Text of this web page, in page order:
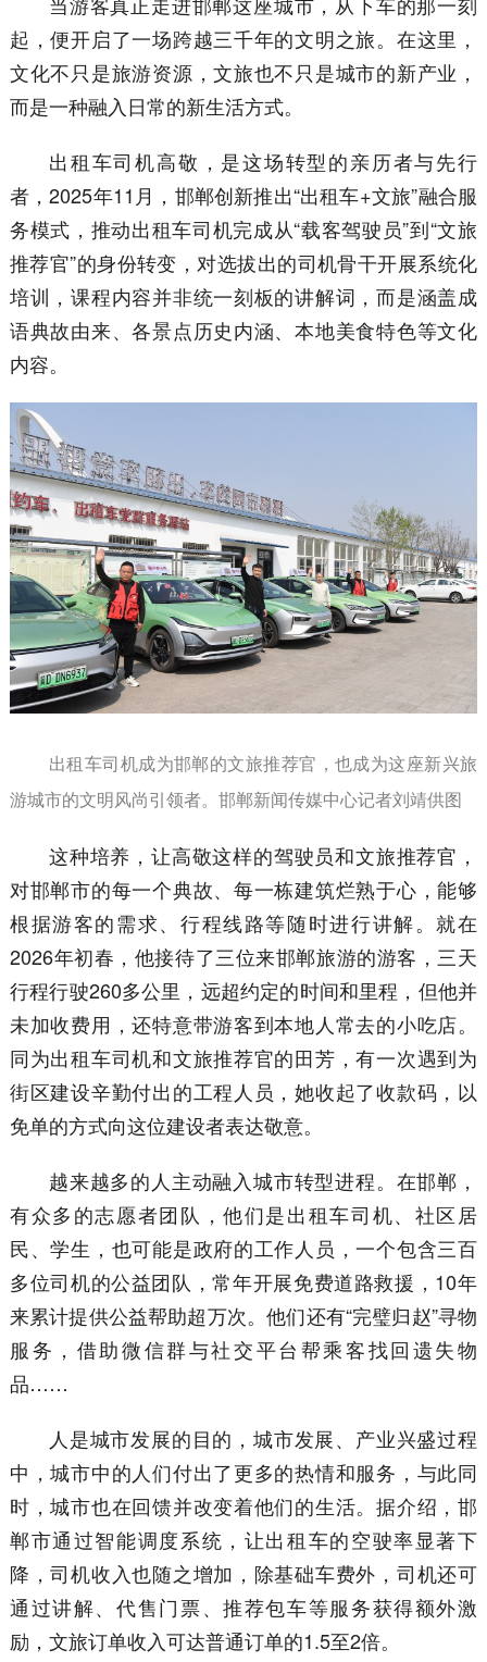
起，便开启了一场跨越三千年的文明之旅。在这里，
文化不只是旅游资源，文旅也不只是城市的新产业，
而是一种融入日常的新生活方式。
出租车司机高敬，是这场转型的亲历者与先行
者，2025年11月，邯郸创新推出“出租车+文旅”融合服
务模式，推动出租车司机完成从“载客驾驶员”到“文旅
推荐官”的身份转变，对选拔出的司机骨干开展系统化
培训，课程内容并非统一刻板的讲解词，而是涵盖成
语典故由来、各景点历史内涵、本地美食特色等文化
内容。
出租车司机成为邯郸的文旅推荐官，也成为这座新兴旅
游城市的文明风尚引领者。邯郸新闻传媒中心记者刘靖供图
这种培养，让高敬这样的驾驶员和文旅推荐官，
对邯郸市的每一个典故、每一栋建筑烂熟于心，能够
根据游客的需求、行程线路等随时进行讲解。就在
2026年初春，他接待了三位来邯郸旅游的游客，三天
行程行驶260多公里，远超约定的时间和里程，但他并
未加收费用，还特意带游客到本地人常去的小吃店。
同为出租车司机和文旅推荐官的田芳，有一次遇到为
街区建设辛勤付出的工程人员，她收起了收款码，以
免单的方式向这位建设者表达敬意。
越来越多的人主动融入城市转型进程。在邯郸，
有众多的志愿者团队，他们是出租车司机、社区居
民、学生，也可能是政府的工作人员，一个包含三百
多位司机的公益团队，常年开展免费道路救援，10年
来累计提供公益帮助超万次。他们还有“完璧归赵”寻物
服务，借助微信群与社交平台帮乘客找回遗失物
品……
人是城市发展的目的，城市发展、产业兴盛过程
中，城市中的人们付出了更多的热情和服务，与此同
时，城市也在回馈并改变着他们的生活。据介绍，邯
郸市通过智能调度系统，让出租车的空驶率显著下
降，司机收入也随之增加，除基础车费外，司机还可
通过讲解、代售门票、推荐包车等服务获得额外激
励，文旅订单收入可达普通订单的1.5至2倍。